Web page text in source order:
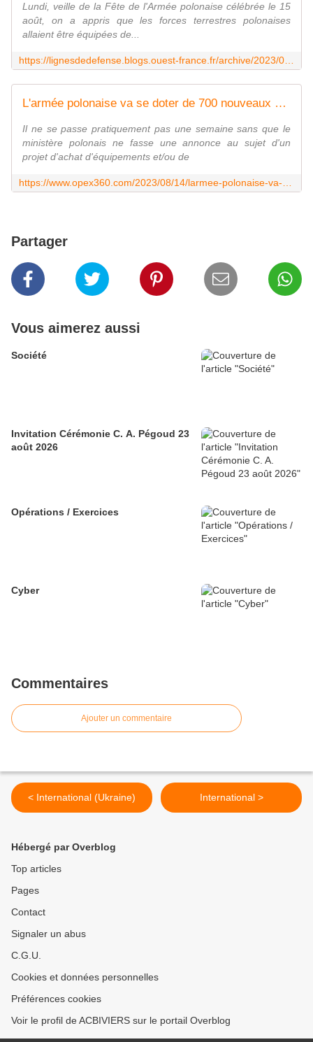
Lundi, veille de la Fête de l'Armée polonaise célébrée le 15
août, on a appris que les forces terrestres polonaises
allaient être équipées de...
L'armée polonaise va se doter de 700 nouveaux véhicules de combat d'infanterie "lourds" - Zone Militaire
Il ne se passe pratiquement pas une semaine sans que le
ministère polonais ne fasse une annonce au sujet d'un
projet d'achat d'équipements et/ou de
Partager
Vous aimerez aussi
Société
Invitation Cérémonie C. A. Pégoud 23
août 2026
Opérations / Exercices
Cyber
Commentaires
Ajouter un commentaire
< International (Ukraine) International >
Hébergé par Overblog
Top articles
Pages
Contact
Signaler un abus
C.G.U.
Cookies et données personnelles
Préférences cookies
Voir le profil de ACBIVIERS sur le portail Overblog